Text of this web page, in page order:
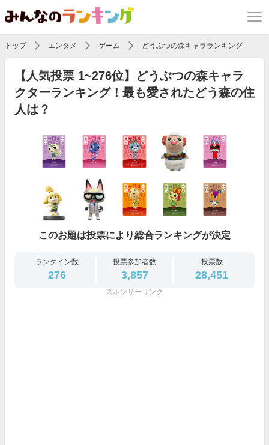
トップ エンタメ ゲーム どうぶつの森キャラランキング
【人気投票 1~276位】どうぶつの森キャラ
クターランキング！最も愛されたどう森の住
人は？
このお題は投票により総合ランキングが決定
ランクイン数
276
投票参加者数
3,857
投票数
28,451
スポンサーリンク